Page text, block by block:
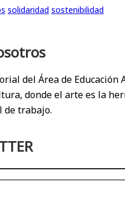
solidaridad sostenibilidad
del Área de Educación
donde el arte es la
de trabajo.